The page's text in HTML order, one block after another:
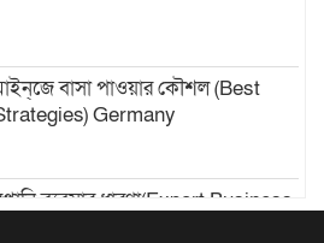
বাসা পাওয়ার কৌশল (Best
Germany
ব্যবসার ধারণা(Export Business